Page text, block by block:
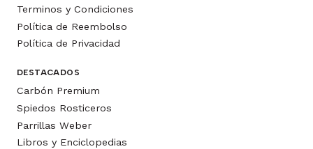
Terminos y Condiciones
Política de Reembolso
Política de Privacidad
DESTACADOS
Carbón Premium
Spiedos Rosticeros
Parrillas Weber
Libros y Enciclopedias